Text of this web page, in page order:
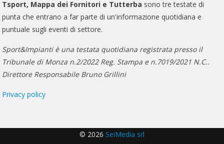
Tsport, Mappa dei Fornitori e Tutterba sono tre testate di
punta che entrano a far parte di un'informazione quotidiana e
puntuale sugli eventi di settore.
Sport&Impianti è una testata quotidiana registrata presso il
Tribunale di Monza n.2/2022 Reg. Stampa e n.7019/2021 N.C..
Direttore Responsabile Bruno Grillini
Privacy policy
© 2026 SeiMedia srl